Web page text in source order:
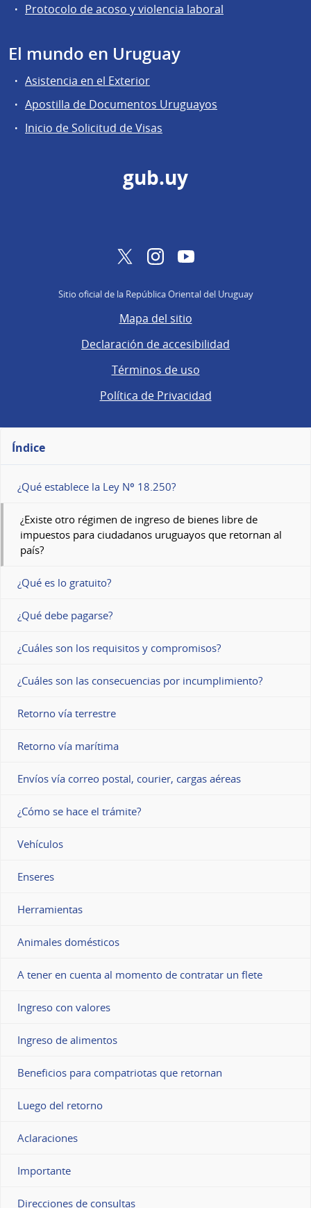
Protocolo de acoso y violencia laboral
El mundo en Uruguay
Asistencia en el Exterior
Apostilla de Documentos Uruguayos
Inicio de Solicitud de Visas
gub.uy
TwitterInstagramYouTube
Sitio oficial de la República Oriental del Uruguay
Mapa del sitio
Declaración de accesibilidad
Términos de uso
Política de Privacidad
Índice
¿Qué establece la Ley Nº 18.250?
¿Existe otro régimen de ingreso de bienes libre de
impuestos para ciudadanos uruguayos que retornan al
país?
¿Qué es lo gratuito?
¿Qué debe pagarse?
¿Cuáles son los requisitos y compromisos?
¿Cuáles son las consecuencias por incumplimiento?
Retorno vía terrestre
Retorno vía marítima
Envíos vía correo postal, courier, cargas aéreas
¿Cómo se hace el trámite?
Vehículos
Enseres
Herramientas
Animales domésticos
A tener en cuenta al momento de contratar un flete
Ingreso con valores
Ingreso de alimentos
Beneficios para compatriotas que retornan
Luego del retorno
Aclaraciones
Importante
Direcciones de consultas